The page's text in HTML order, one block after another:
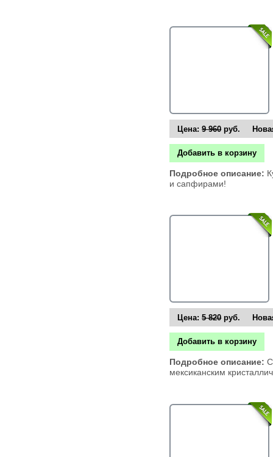
Цена:9 960руб.
Добавить в корзину
Подробное описание:
и сапфирами!
Цена:5 820руб.
Добавить в корзину
Подробное описание:
мексиканским